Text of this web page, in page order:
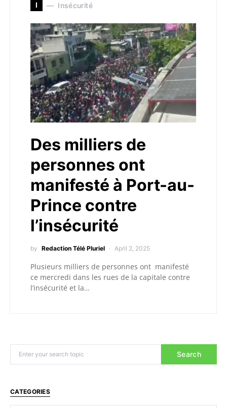
I Insécurité
Des milliers de
personnes ont
manifesté à Port-au-
Prince contre
l’insécurité
by Redaction Télé Pluriel April 2, 2025
Plusieurs milliers de personnes ont manifesté
ce mercredi dans les rues de la capitale contre
l’insécurité et la…
Search
CATEGORIES